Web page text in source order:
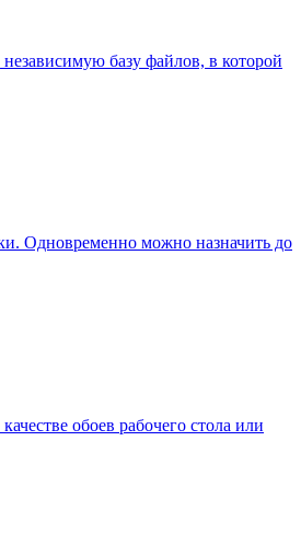
базу файлов, в которой
Одновременно можно назначить до
обоев рабочего стола или